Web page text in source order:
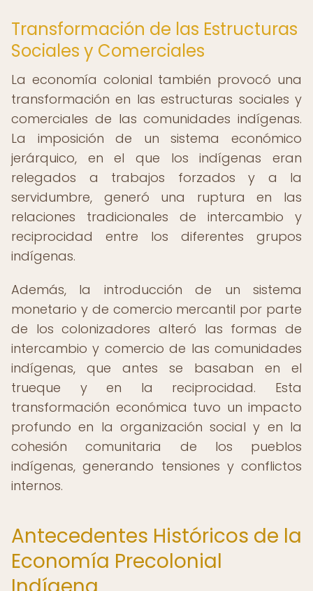
Transformación de las Estructuras
Sociales y Comerciales
La economía colonial también provocó una
transformación en las estructuras sociales y
comerciales de las comunidades indígenas.
La imposición de un sistema económico
jerárquico, en el que los indígenas eran
relegados a trabajos forzados y a la
servidumbre, generó una ruptura en las
relaciones tradicionales de intercambio y
reciprocidad entre los diferentes grupos
indígenas.
Además, la introducción de un sistema
monetario y de comercio mercantil por parte
de los colonizadores alteró las formas de
intercambio y comercio de las comunidades
indígenas, que antes se basaban en el
trueque y en la reciprocidad. Esta
transformación económica tuvo un impacto
profundo en la organización social y en la
cohesión comunitaria de los pueblos
indígenas, generando tensiones y conflictos
internos.
Antecedentes Históricos de la
Economía Precolonial